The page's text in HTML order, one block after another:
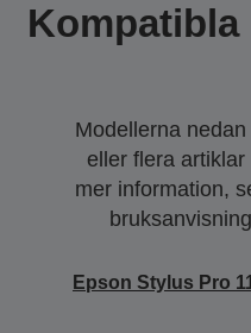
Modellerna
eller flera
mer information,
Epson Stylus Pro